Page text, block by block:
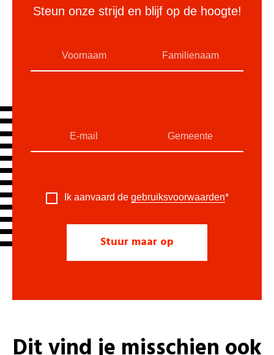
Steun onze strijd en blijf op de hoogte!
Ik aanvaard de gebruiksvoorwaarden*